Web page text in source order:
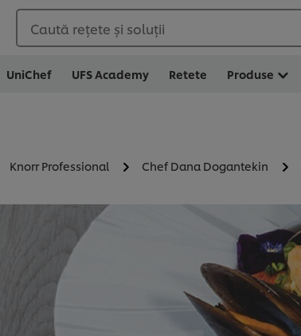
Caută rețete și soluții
UniChef UFS Academy Retete Produse
Knorr Professional Chef Dana Dogantekin